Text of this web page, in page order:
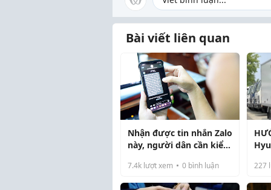
Bài viết liên quan
Nhận được tin nhắn Zalo
này, người dân cần kiểm
hàng
7.4k lượt xem 0 bình luận
Xe
227